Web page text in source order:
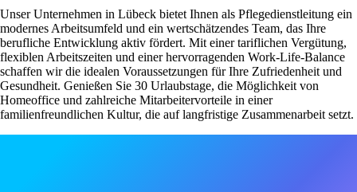
Unser Unternehmen in Lübeck bietet Ihnen als Pflegedienstleitung ein
modernes Arbeitsumfeld und ein wertschätzendes Team, das Ihre
berufliche Entwicklung aktiv fördert. Mit einer tariflichen Vergütung,
flexiblen Arbeitszeiten und einer hervorragenden Work-Life-Balance
schaffen wir die idealen Voraussetzungen für Ihre Zufriedenheit und
Gesundheit. Genießen Sie 30 Urlaubstage, die Möglichkeit von
Homeoffice und zahlreiche Mitarbeitervorteile in einer
familienfreundlichen Kultur, die auf langfristige Zusammenarbeit setzt.